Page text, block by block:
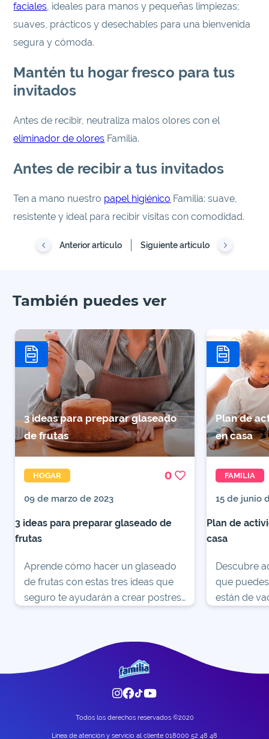
faciales, ideales para manos y pequeñas limpiezas;
suaves, prácticos y desechables para una bienvenida
segura y cómoda.
Mantén tu hogar fresco para tus
invitados
Antes de recibir, neutraliza malos olores con el
eliminador de olores Familia.
Antes de recibir a tus invitados
Ten a mano nuestro papel higiénico Familia: suave,
resistente y ideal para recibir visitas con comodidad.
Anterior artículo Siguiente artículo
También puedes ver
3 ideas para preparar glaseado
de frutas
HOGAR 0
09 de marzo de 2023
3 ideas para preparar glaseado de
frutas
Aprende cómo hacer un glaseado
de frutas con estas tres ideas que
seguro te ayudarán a crear postres
Plan de
en casa
FAMILIA
15 de junio
Plan de
casa
Descubre
que
están de
Todos los derechos reservados ©2020
Linea de atención y servicio al cliente 018000 52 48 48